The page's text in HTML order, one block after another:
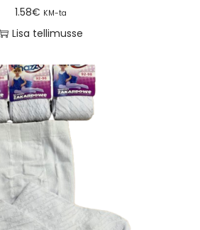
1.58€ KM-ta
Lisa tellimusse